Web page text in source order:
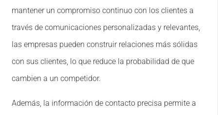
mantener un compromiso continuo con los clientes a
través de comunicaciones personalizadas y relevantes,
las empresas pueden construir relaciones más sólidas
con sus clientes, lo que reduce la probabilidad de que
cambien a un competidor.
Además, la información de contacto precisa permite a